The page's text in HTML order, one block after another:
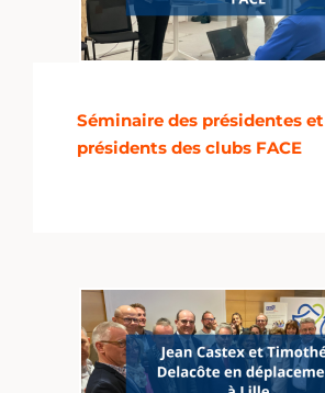
Séminaire des présidentes et
présidents des clubs FACE